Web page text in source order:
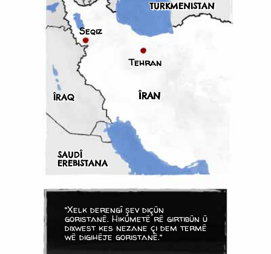
TURKMENISTAN
Seqiz
Tehran
ÎRAN
ÎRAQ
SAUDÎ
EREBISTANA
“Xelk derengî şev diçûn
goristanê. Hikûmetê rê girtibûn û
dixwest kes nezane çi dem termê
wê digihêje goristanê.”